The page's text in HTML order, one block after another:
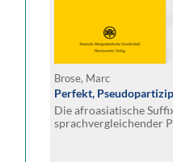
Brose, Marc
Perfekt,
Die afroasiatische
sprachvergleichender